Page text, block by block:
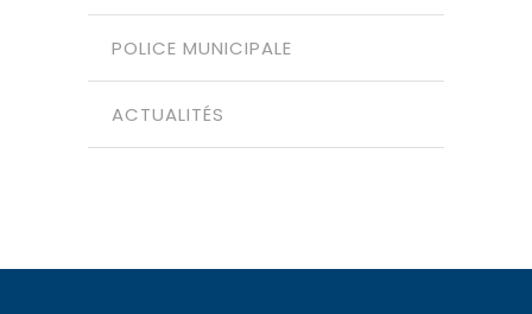
POLICE MUNICIPALE
ACTUALITÉS